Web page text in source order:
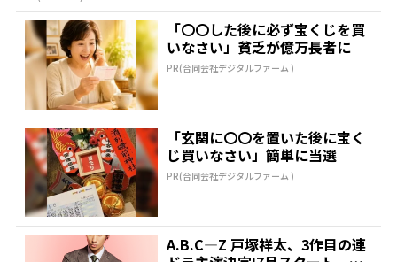
「〇〇した後に必ず宝くじを買
いなさい」貧乏が億万長者に
PR(合同会社デジタルファーム )
「玄関に〇〇を置いた後に宝く
じ買いなさい」簡単に当選
PR(合同会社デジタルファーム )
A.B.C―Z 戸塚祥太、3作目の連